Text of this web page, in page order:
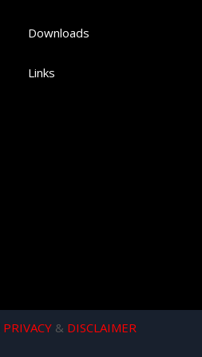
Downloads
Links
PRIVACY& DISCLAIMER